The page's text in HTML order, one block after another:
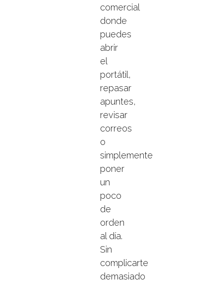
comercial
donde
puedes
abrir
el
portátil,
repasar
apuntes,
revisar
correos
o
simplemente
poner
un
poco
de
orden
al día.
Sin
complicarte
demasiado